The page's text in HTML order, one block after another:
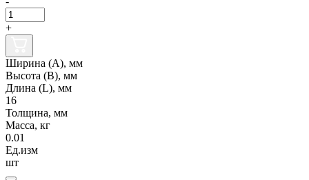
+
Ширина (А), мм
Высота (В), мм
Длина (L), мм
16
Толщина, мм
Масса, кг
0.01
Ед.изм
шт